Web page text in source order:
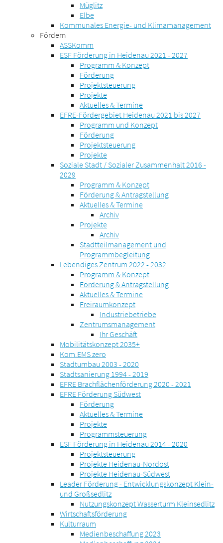
Müglitz
Elbe
Kommunales Energie- und Klimamanagement
Fördern
ASSKomm
ESF Förderung in Heidenau 2021 - 2027
Programm & Konzept
Förderung
Projektsteuerung
Projekte
Aktuelles & Termine
EFRE-Fördergebiet Heidenau 2021 bis 2027
Programm und Konzept
Förderung
Projektsteuerung
Projekte
Soziale Stadt / Sozialer Zusammenhalt 2016 -
2029
Programm & Konzept
Förderung & Antragstellung
Aktuelles & Termine
Archiv
Projekte
Archiv
Stadtteilmanagement und
Programmbegleitung
Lebendiges Zentrum 2022 - 2032
Programm & Konzept
Förderung & Antragstellung
Aktuelles & Termine
Freiraumkonzept
Industriebetriebe
Zentrumsmanagement
Ihr Geschäft
Mobilitätskonzept 2035+
Kom.EMS zero
Stadtumbau 2003 - 2020
Stadtsanierung 1994 - 2019
EFRE Brachflächenförderung 2020 - 2021
EFRE Förderung Südwest
Förderung
Aktuelles & Termine
Projekte
Programmsteuerung
ESF Förderung in Heidenau 2014 - 2020
Projektsteuerung
Projekte Heidenau-Nordost
Projekte Heidenau-Südwest
Leader Förderung - Entwicklungskonzept Klein-
und Großsedlitz
Nutzungskonzept Wasserturm Kleinsedlitz
Wirtschaftsförderung
Kulturraum
Medienbeschaffung 2023